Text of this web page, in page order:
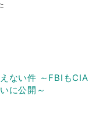
ない件 ～FBIもCIA
に公開～